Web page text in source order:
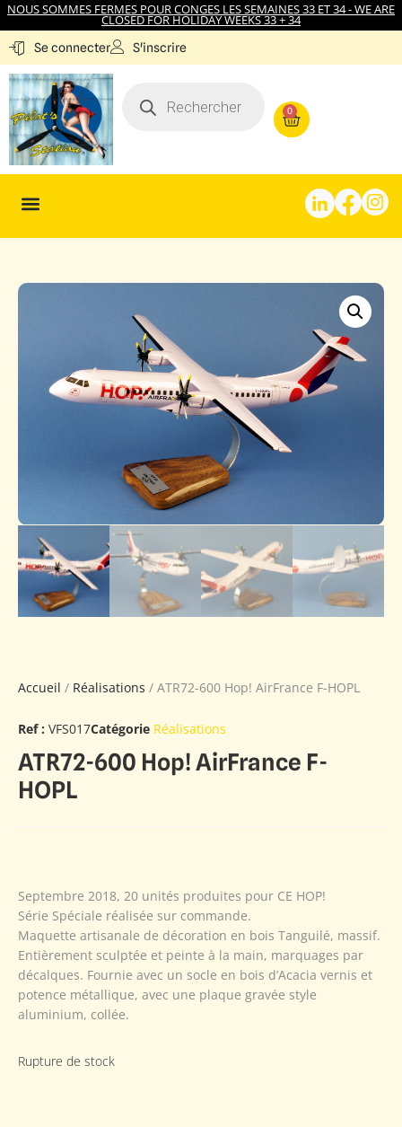
NOUS SOMMES FERMES POUR CONGES LES SEMAINES 33 ET 34 - WE ARE
CLOSED FOR HOLIDAY WEEKS 33 + 34
Se connecter S'inscrire
0
Accueil / Réalisations / ATR72-600 Hop! AirFrance F-HOPL
Ref : VFS017Catégorie Réalisations
ATR72-600 Hop! AirFrance F-
HOPL
Septembre 2018, 20 unités produites pour CE HOP!
Série Spéciale réalisée sur commande.
Maquette artisanale de décoration en bois Tanguilé, massif.
Entièrement sculptée et peinte à la main, marquages par
décalques. Fournie avec un socle en bois d’Acacia vernis et
potence métallique, avec une plaque gravée style
aluminium, collée.
Rupture de stock